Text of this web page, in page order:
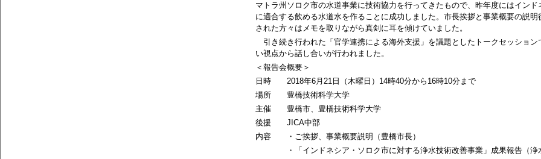
マトラ州ソロク市の水道事業に技術協力を行ってきたもので、昨年度にはイン
に適合する飲める水道水を作ることに成功しました。市長挨拶と事業概要の説
された方々はメモを取りながら真剣に耳を傾けていました。
引き続き行われた「官学連携による海外支援」を議題としたトークセッショ
い視点から話し合いが行われました。
＜報告会概要＞
日時 2018年6月21日（木曜日）14時40分から16時10分まで
場所 豊橋技術科学大学
主催 豊橋市、豊橋技術科学大学
後援 JICA中部
内容 ・ご挨拶、事業概要説明（豊橋市長）
・「インドネシア・ソロク市に対する浄水技術改善事業」成果報告（浄